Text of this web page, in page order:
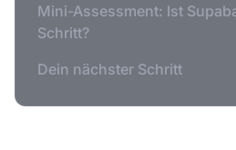
Mini-Assessment: Ist
Schritt?
Dein nächster Schritt